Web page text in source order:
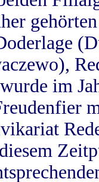
im